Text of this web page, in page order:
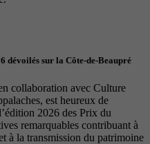
dévoilés sur la Côte-de-Beaupré
collaboration avec Culture
est heureux de
2026 des Prix du
remarquables contribuant à
à la transmission du patrimoine